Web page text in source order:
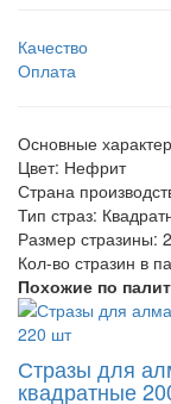
Качество
Оплата
Основные
Цвет: Нефрит
Страна
Тип страз:
Размер стразины:
Кол-во стразин в
Похожие по
Стразы для
квадратные